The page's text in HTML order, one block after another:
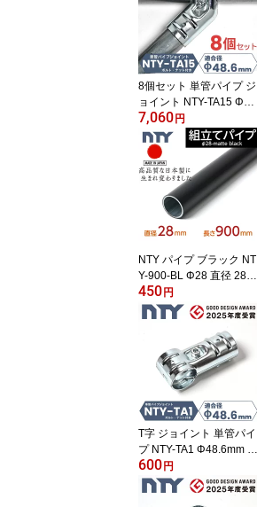
DIY
8個セット 単管パイプ ジ
ョイント NTY-TA15 Φ48.
6mm 接続金具 勾配 屋根
筋交い 補強 分割型 後付
け クランプ 小屋 柵 フェ
ンス 自作 DIY
7,060 円
NTY パイプ ブラック NT
Y-900-BL Φ28 直径 28m
m 長さ 900mm （イレク
ターパイプのH-900 S BL
ョイント 鉄パイプ 丸パ
イプ DIY 棚 中量 軽量 ラ
ック インテリア 組立て
収納 整理整頓 組立て簡
単 組み立て
450 円
T字 ジョイント 単管パイ
プ NTY-TA1 Φ48.6mm 3
方向 接続金具 分割型 後
付け クランプ 継手 小屋
600 円